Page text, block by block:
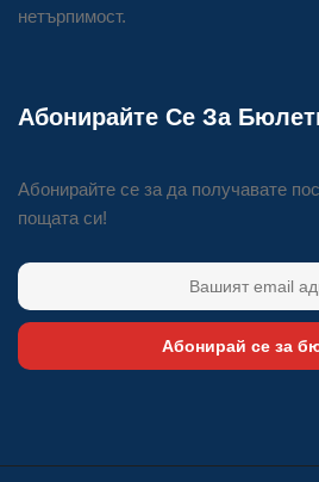
нетърпимост.
Абонирайте Се За
Абонирайте се за да получавате
пощата си!
Абонирай се за